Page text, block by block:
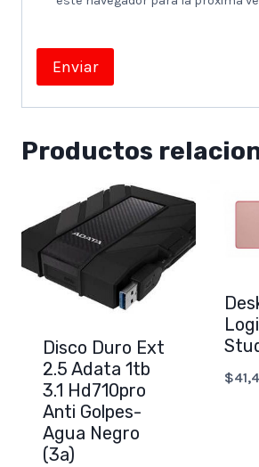
Productos
Disco Duro Ext
2.5 Adata 1tb
3.1 Hd710pro
Anti Golpes-
Agua Negro
(3a)
$